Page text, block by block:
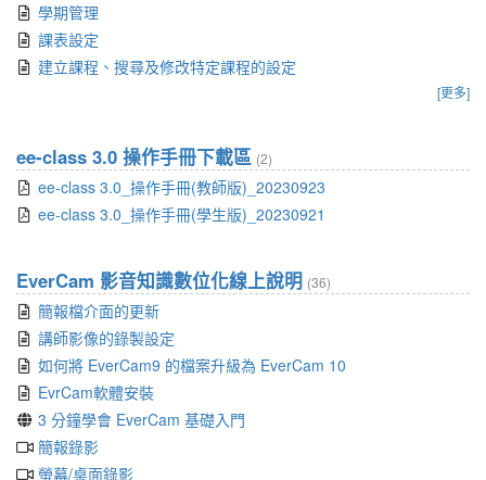
學期管理
課表設定
建立課程、搜尋及修改特定課程的設定
[更多]
ee-class 3.0 操作手冊下載區 (2)
ee-class 3.0_操作手冊(教師版)_20230923
ee-class 3.0_操作手冊(學生版)_20230921
EverCam 影音知識數位化線上說明 (36)
簡報檔介面的更新
講師影像的錄製設定
如何將 EverCam9 的檔案升級為 EverCam 10
EvrCam軟體安裝
3 分鐘學會 EverCam 基礎入門
簡報錄影
螢幕/桌面錄影